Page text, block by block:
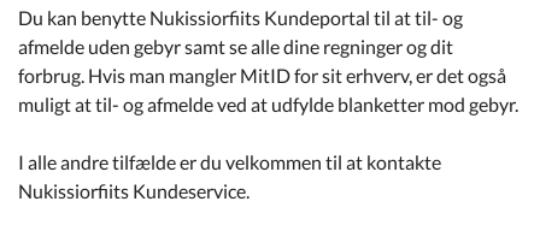
Du kan benytte Nukissiorfiits Kundeportal til at til- og
afmelde uden gebyr samt se alle dine regninger og dit
forbrug. Hvis man mangler MitID for sit erhverv, er det også
muligt at til- og afmelde ved at udfylde blanketter mod gebyr.
I alle andre tilfælde er du velkommen til at kontakte
Nukissiorfiits Kundeservice.